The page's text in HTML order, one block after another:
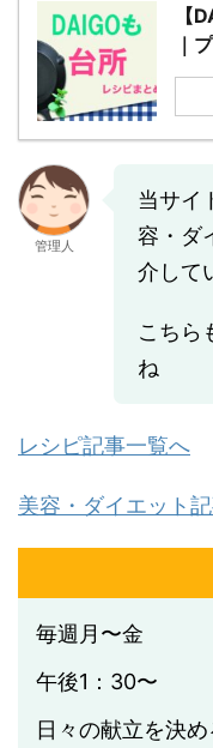
【
｜
管理人
当サイ
容・ダ
介して
こちら
ね
レシピ記事一覧へ
美容・ダイエット
毎週月〜金
午後1：30〜
日々の献立を決